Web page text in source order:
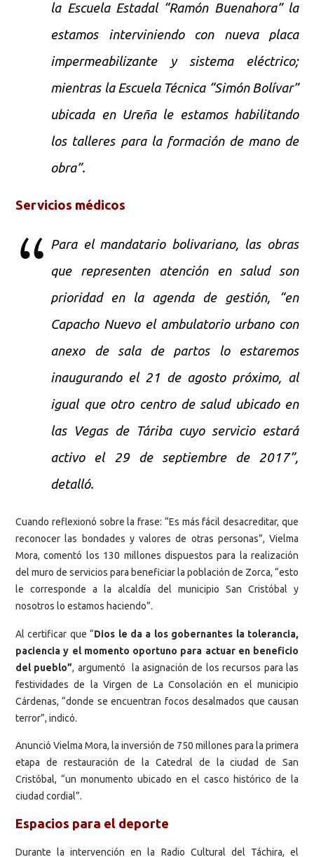
la Escuela Estadal “Ramón Buenahora” la
estamos interviniendo con nueva placa
impermeabilizante y sistema eléctrico;
mientras la Escuela Técnica “Simón Bolívar”
ubicada en Ureña le estamos habilitando
los talleres para la formación de mano de
obra”.
Servicios médicos
Para el mandatario bolivariano, las obras
que representen atención en salud son
prioridad en la agenda de gestión, “en
Capacho Nuevo el ambulatorio urbano con
anexo de sala de partos lo estaremos
inaugurando el 21 de agosto próximo, al
igual que otro centro de salud ubicado en
las Vegas de Táriba cuyo servicio estará
activo el 29 de septiembre de 2017”,
detalló.
Cuando reflexionó sobre la frase: “Es más fácil desacreditar, que
reconocer las bondades y valores de otras personas”, Vielma
Mora, comentó los 130 millones dispuestos para la realización
del muro de servicios para beneficiar la población de Zorca, “esto
le corresponde a la alcaldía del municipio San Cristóbal y
nosotros lo estamos haciendo”.
Al certificar que “Dios le da a los gobernantes la tolerancia,
paciencia y el momento oportuno para actuar en beneficio
del pueblo”, argumentó la asignación de los recursos para las
festividades de la Virgen de La Consolación en el municipio
Cárdenas, “donde se encuentran focos desalmados que causan
terror”, indicó.
Anunció Vielma Mora, la inversión de 750 millones para la primera
etapa de restauración de la Catedral de la ciudad de San
Cristóbal, “un monumento ubicado en el casco histórico de la
ciudad cordial”.
Espacios para el deporte
Durante la intervención en la Radio Cultural del Táchira, el